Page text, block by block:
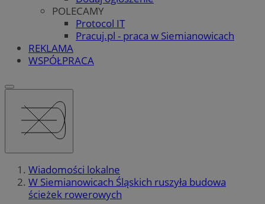
POLECAMY
Protocol IT
Pracuj.pl - praca w Siemianowicach
REKLAMA
WSPÓŁPRACA
Wiadomości lokalne
W Siemianowicach Śląskich ruszyła budowa
ścieżek rowerowych